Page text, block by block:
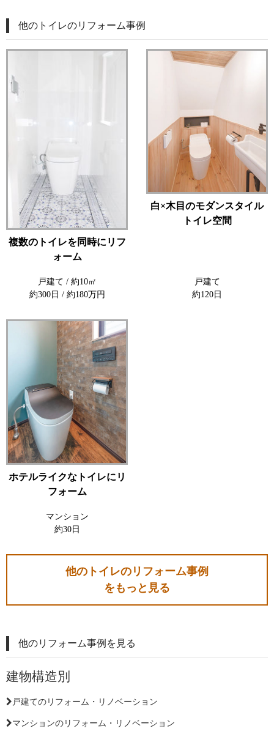
他のトイレのリフォーム事例
複数のトイレを同時にリフ
ォーム
戸建て / 約10㎡
約300日 / 約180万円
白×木目のモダンスタイル
トイレ空間
戸建て
約120日
ホテルライクなトイレにリ
フォーム
マンション
約30日
他のトイレのリフォーム事例
をもっと見る
他のリフォーム事例を見る
建物構造別
戸建てのリフォーム・リノベーション
マンションのリフォーム・リノベーション